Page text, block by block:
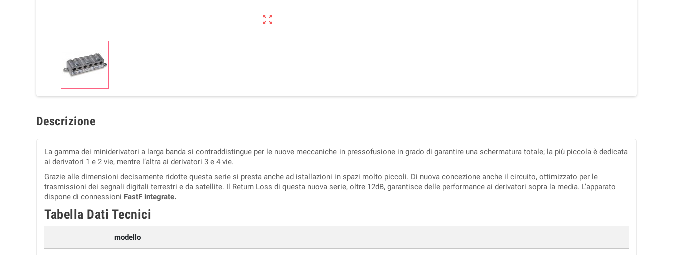
zoom_out_map
Descrizione
La gamma dei miniderivatori a larga banda si contraddistingue per le nuove meccaniche in pressofusione in grado di garantire una schermatura totale; la più piccola è dedicata
ai derivatori 1 e 2 vie, mentre l’altra ai derivatori 3 e 4 vie.
Grazie alle dimensioni decisamente ridotte questa serie si presta anche ad istallazioni in spazi molto piccoli. Di nuova concezione anche il circuito, ottimizzato per le
trasmissioni dei segnali digitali terrestri e da satellite. Il Return Loss di questa nuova serie, oltre 12dB, garantisce delle performance ai derivatori sopra la media. L’apparato
dispone di connessioni FastF integrate.
Tabella Dati Tecnici
modello